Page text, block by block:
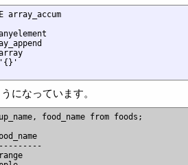
array_accum
になっています。
food_name from foods;